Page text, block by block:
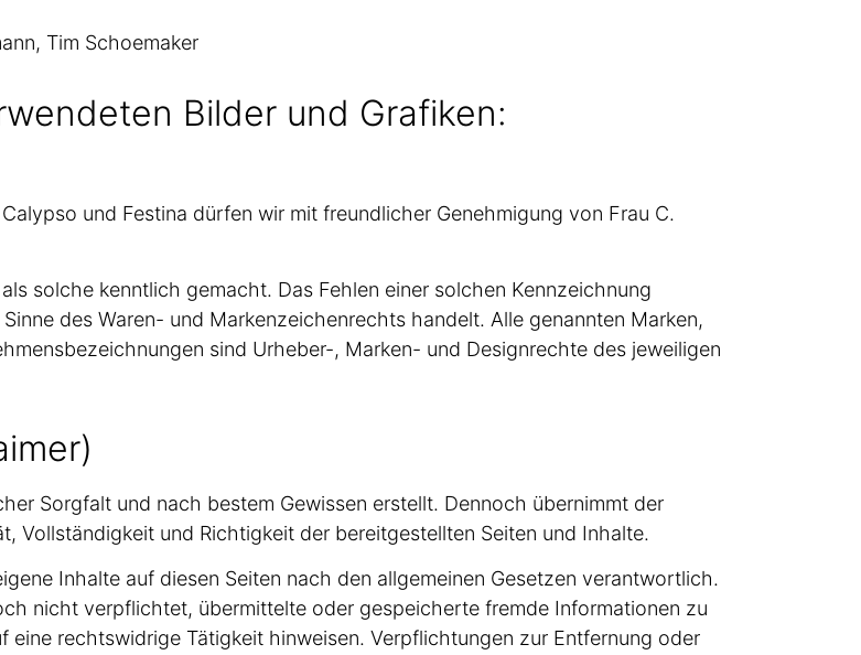
Tim Schoemaker
Bilder und Grafiken:
und Festina dürfen wir mit freundlicher Genehmigung von Frau C.
solche kenntlich gemacht. Das Fehlen einer solchen Kennzeichnung
des Waren- und Markenzeichenrechts handelt. Alle genannten Marken,
sind Urheber-, Marken- und Designrechte des jeweiligen
Sorgfalt und nach bestem Gewissen erstellt. Dennoch übernimmt der
Vollständigkeit und Richtigkeit der bereitgestellten Seiten und Inhalte.
Inhalte auf diesen Seiten nach den allgemeinen Gesetzen verantwortlich.
nicht verpflichtet, übermittelte oder gespeicherte fremde Informationen zu
rechtswidrige Tätigkeit hinweisen. Verpflichtungen zur Entfernung oder